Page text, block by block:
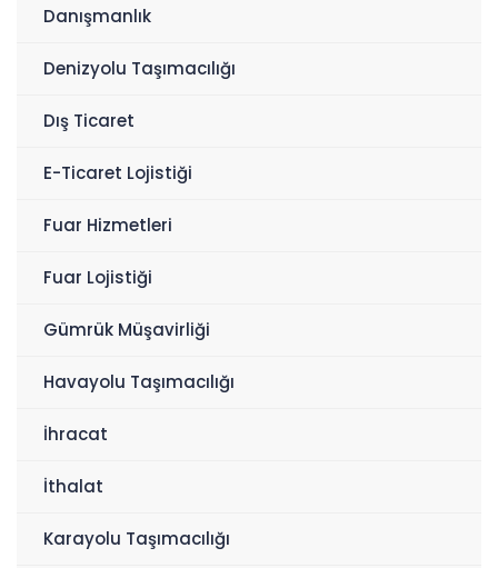
Danışmanlık
Denizyolu Taşımacılığı
Dış Ticaret
E-Ticaret Lojistiği
Fuar Hizmetleri
Fuar Lojistiği
Gümrük Müşavirliği
Havayolu Taşımacılığı
İhracat
İthalat
Karayolu Taşımacılığı